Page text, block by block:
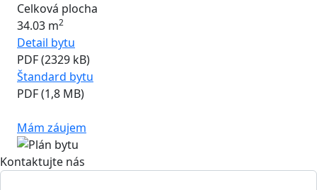
Celková plocha
34.03 m2
Detail bytu
PDF (2329 kB)
Štandard bytu
PDF (1,8 MB)
Mám záujem
Kontaktujte nás